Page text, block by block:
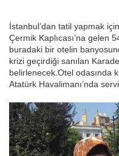
İstanbul’dan tatil yapmak
Çermik Kaplıcası’na gelen
buradaki bir otelin
krizi geçirdiği sanılan
belirlenecek.Otel odasında
Atatürk Havalimanı’nda